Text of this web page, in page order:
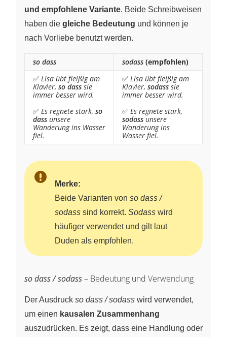
und empfohlene Variante. Beide Schreibweisen
haben die gleiche Bedeutung und können je
nach Vorliebe benutzt werden.
so dass sodass (empfohlen)
✅ Lisa übt fleißig am
Klavier, so dass sie
immer besser wird.
✅ Es regnete stark, so
dass unsere
Wanderung ins Wasser
fiel.
✅ Lisa übt fleißig am
Klavier, sodass sie
immer besser wird.
✅ Es regnete stark,
sodass unsere
Wanderung ins
Wasser fiel.
Merke:
Beide Varianten von so dass /
sodass sind korrekt. Sodass wird
häufiger verwendet und gilt laut
Duden als empfohlen.
so dass / sodass– Bedeutung und Verwendung
Der Ausdruck so dass / sodass wird verwendet,
um einen kausalen Zusammenhang
auszudrücken. Es zeigt, dass eine Handlung oder